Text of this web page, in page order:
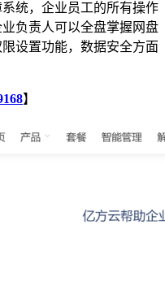
统，企业员工的所有操作
负责人可以全盘掌握网盘
设置功能，数据安全方面
】